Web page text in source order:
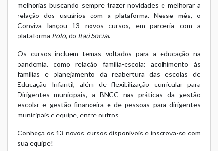
melhorias buscando sempre trazer novidades e melhorar a
relação dos usuários com a plataforma. Nesse mês, o
Conviva lançou 13 novos cursos, em parceria com a
plataforma Polo, do Itaú Social.
Os cursos incluem temas voltados para a educação na
pandemia, como relação família-escola: acolhimento às
famílias e planejamento da reabertura das escolas de
Educação Infantil, além de flexibilização curricular para
Dirigentes municipais, a BNCC nas práticas da gestão
escolar e gestão financeira e de pessoas para dirigentes
municipais e equipe, entre outros.
Conheça os 13 novos cursos disponíveis e inscreva-se com
sua equipe!